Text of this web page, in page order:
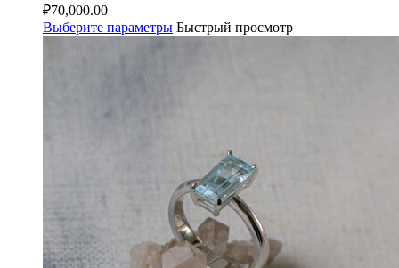
₽70,000.00
Выберите параметры Быстрый просмотр